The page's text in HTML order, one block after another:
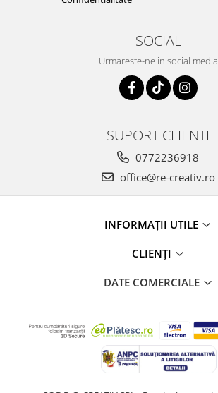
SOCIAL
Urmareste-ne in social media
SUPORT CLIENTI
0772236918
office@re-creativ.ro
INFORMAȚII UTILE
CLIENȚI
DATE COMERCIALE